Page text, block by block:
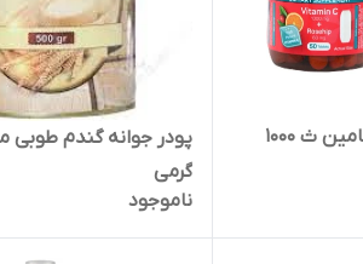
پکیج کبد مهدارو و ویتامین ث 1000
گرمی
ناموجود